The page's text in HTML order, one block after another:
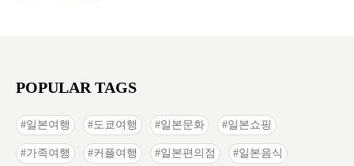
POPULAR TAGS
일본여행 도쿄여행 일본문화 일본쇼핑
가족여행 커플여행 일본편의점 일본음식